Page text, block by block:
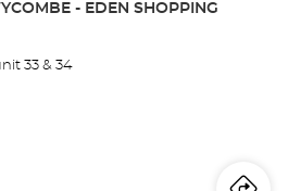
- EDEN SHOPPING
33 & 34